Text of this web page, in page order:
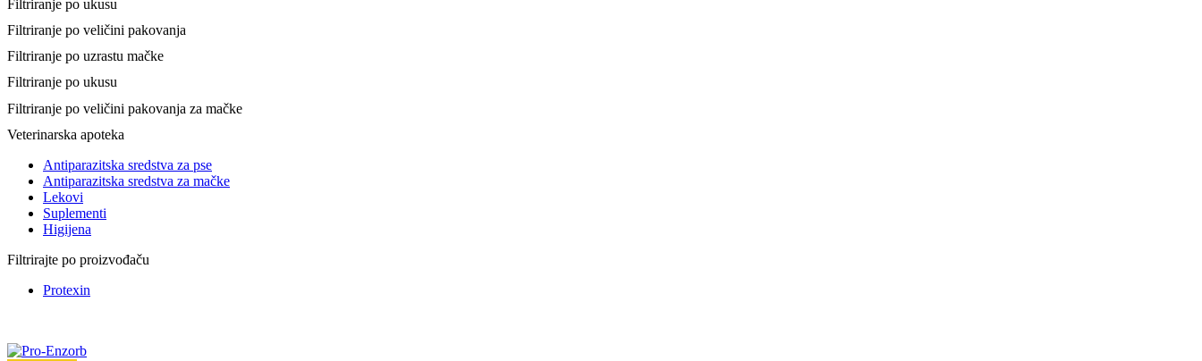
Filtriranje po ukusu
Filtriranje po veličini pakovanja
Filtriranje po uzrastu mačke
Filtriranje po ukusu
Filtriranje po veličini pakovanja za mačke
Veterinarska apoteka
Antiparazitska sredstva za pse
Antiparazitska sredstva za mačke
Lekovi
Suplementi
Higijena
Filtrirajte po proizvođaču
Protexin